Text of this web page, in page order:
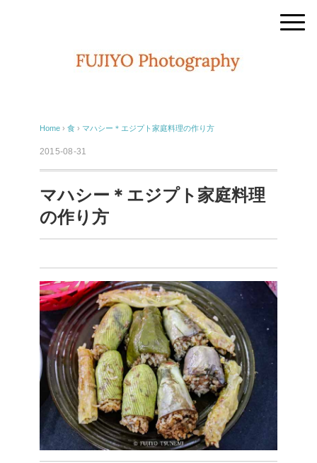
Home › 食 › マハシー＊エジプト家庭料理の作り方
2015-08-31
マハシー＊エジプト家庭料理
の作り方